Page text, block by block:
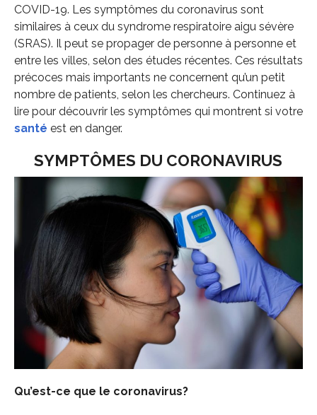
COVID-19. Les symptômes du coronavirus sont
similaires à ceux du syndrome respiratoire aigu sévère
(SRAS). Il peut se propager de personne à personne et
entre les villes, selon des études récentes. Ces résultats
précoces mais importants ne concernent qu’un petit
nombre de patients, selon les chercheurs. Continuez à
lire pour découvrir les symptômes qui montrent si votre
santé est en danger.
SYMPTÔMES DU CORONAVIRUS
Qu’est-ce que le coronavirus?